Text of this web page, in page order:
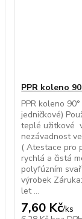
PPR koleno
PPR koleno
jedničkové)
teplé užitkové
nezávadnost
( Atestace pro
rychlá a čistá
polyfúzním
výrobek
let ...
7,60 Kč/ks